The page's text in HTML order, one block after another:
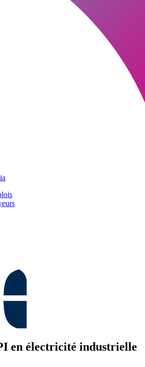
en électricité industrielle